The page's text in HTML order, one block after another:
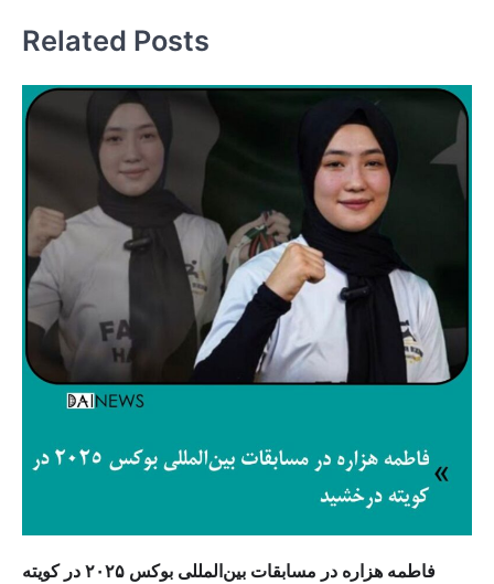
Related Posts
فاطمه هزاره در مسابقات بین‌المللی بوکس ۲۰۲۵ در کویته